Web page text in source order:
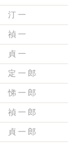
汀 一
禎 一
貞 一
定 一 郎
悌 一 郎
禎 一 郎
貞 一 郎